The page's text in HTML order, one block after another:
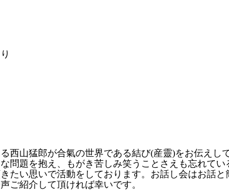
西山猛郎が合氣の世界である結び(産靈)をお伝え
問題を抱え、もがき苦しみ笑うことさえも忘れて
たい思いで活動をしております。お話し会はお話
ご紹介して頂ければ幸いです。